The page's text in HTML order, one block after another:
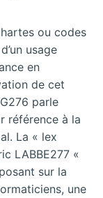
ou codes
usage
en
de cet
parle
référence à la
La « lex
LABBE277 «
sur la
une